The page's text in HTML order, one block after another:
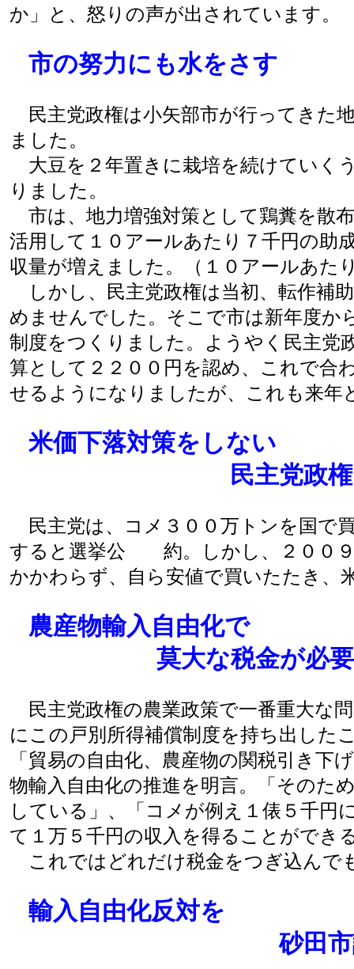
か」と、怒りの声が出されています。
市の努力にも水をさす
民主党政権は小矢部市が行ってきた
ました。
大豆を２年置きに栽培を続けていく
りました。
市は、地力増強対策として鶏糞を散
活用して１０アールあたり７千円の助
収量が増えました。（１０アールあた
しかし、民主党政権は当初、転作補
めませんでした。そこで市は新年度か
制度をつくりました。ようやく民主党
算として２２００円を認め、これで合
せるようになりましたが、これも来年
米価下落対策をしない
民主党政権
民主党は、コメ３００万トンを国で
すると選挙公 約。しかし、２００９
かかわらず、自ら安値で買いたたき、
農産物輸入自由化で
莫大な税金が必要
民主党政権の農業政策で一番重大な
にこの戸別所得補償制度を持ち出した
「貿易の自由化、農産物の関税引き下
物輸入自由化の推進を明言。「そのた
している」、「コメが例え１俵５千円
て１万５千円の収入を得ることができ
これではどれだけ税金をつぎ込んで
輸入自由化反対を
砂田市